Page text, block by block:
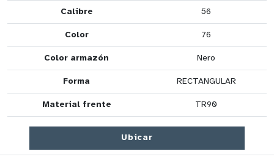
Calibre 56
Color 76
Color armazón Nero
Forma RECTANGULAR
Material frente TR90
Ubicar